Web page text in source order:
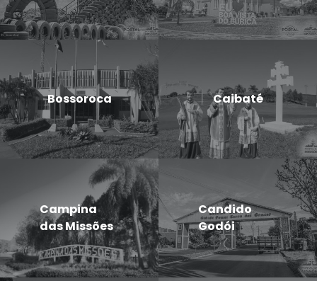
Bossoroca Caibaté
Campina
das Missões
Candido
Godói